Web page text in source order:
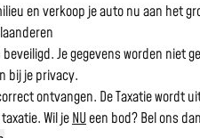
en verkoop je auto nu aan het
beveiligd. Je gegevens worden niet
bij je privacy.
ontvangen. De Taxatie wordt
Wil jeNUeen bod? Bel ons